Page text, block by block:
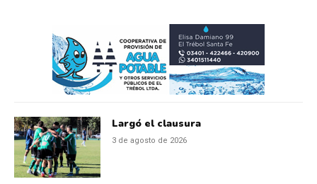
Largó el clausura
3 de agosto de 2026